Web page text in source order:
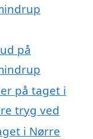
på
på taget i
tryg ved
i Nørre